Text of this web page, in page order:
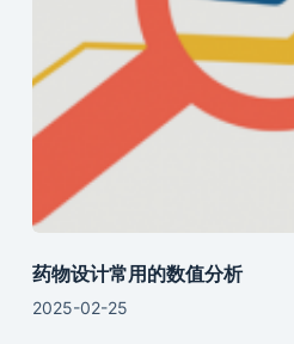
药物设计常用的数值分析
2025-02-25